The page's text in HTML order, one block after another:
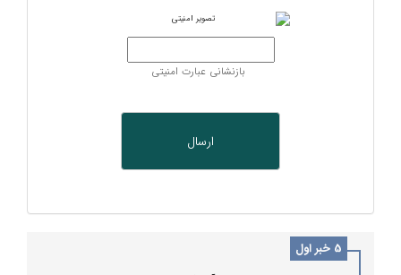
بازنشانی عبارت امنیتی
5 خبر اول